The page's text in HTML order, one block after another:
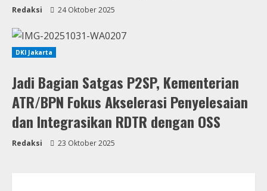
Redaksi 24 Oktober 2025
DKI Jakarta
Jadi Bagian Satgas P2SP, Kementerian
ATR/BPN Fokus Akselerasi Penyelesaian
dan Integrasikan RDTR dengan OSS
Redaksi 23 Oktober 2025